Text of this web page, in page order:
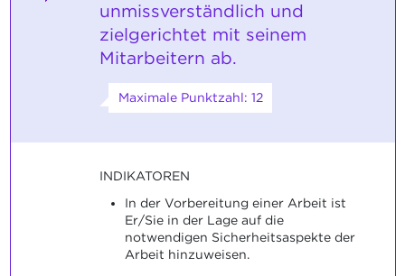
unmissverständlich und
zielgerichtet mit seinem
Mitarbeitern ab.
Maximale Punktzahl: 12
INDIKATOREN
In der Vorbereitung einer Arbeit ist
Er/Sie in der Lage auf die
notwendigen Sicherheitsaspekte der
Arbeit hinzuweisen.